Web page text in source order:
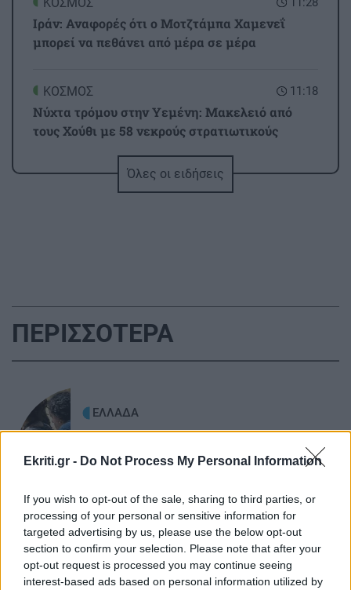
Ekriti.gr - Do Not Process My Personal Information
If you wish to opt-out of the sale, sharing to third parties, or
processing of your personal or sensitive information for
targeted advertising by us, please use the below opt-out
section to confirm your selection. Please note that after your
opt-out request is processed you may continue seeing
interest-based ads based on personal information utilized by
Ιράν: Αναφορές ότι ο Μοτζτάμπα Χαμενεΐ
μπορεί να πεθάνει από μέρα σε μέρα
11:18
ΚΟΣΜΟΣ
Νύχτα τρόμου στην Υεμένη: Μακελειό από
τους Χούθι με 58 νεκρούς στρατιωτικούς
Πέθανε στα 26 της διάσημη Tik - Toker
10:54
ΚΡΗΤΗ
Ταυτοποιήθηκαν δύο άνδρες
10:46
Στο σκοτάδι η μισή Σταλίδα μετά από φωτιά σε
10:38
ΠΕΡΙΕΡΓΑ - ΠΑΡΑΞΕΝΑ
Ιστορικό κατόρθωμα: Κολυμβητής διέσχισε τη
Βαλτική Θάλασσα από τη Σουηδία έως την
Όλες οι ειδήσεις
ΠΕΡΙΣΣΟΤΕΡΑ
ΕΛΛΑΔΑ
μπορούμε να το πιστέψουμε», λένε
Αμερικανοί που είχαν «υιοθετήσει»
ΚΟΣΜΟΣ